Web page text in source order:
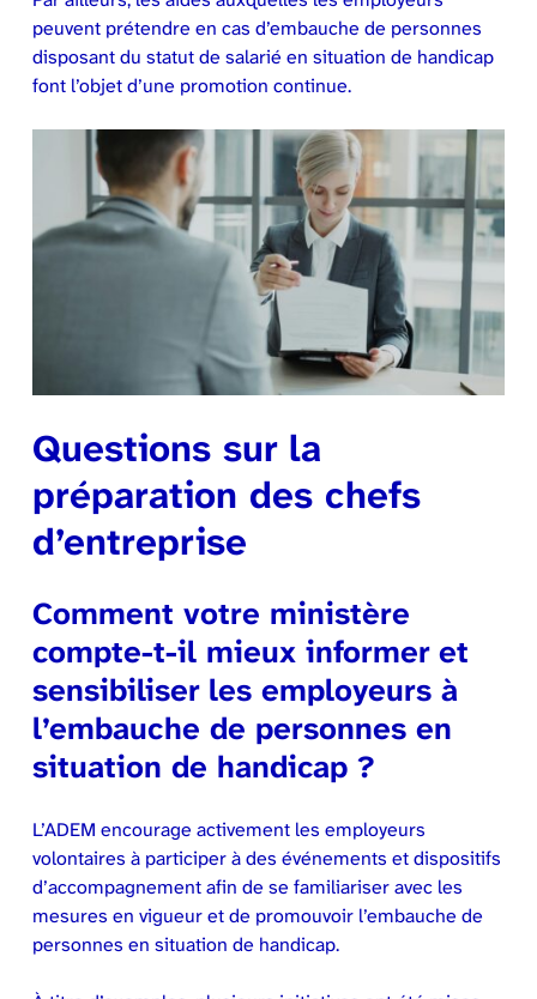
peuvent prétendre en cas d’embauche de personnes
disposant du statut de salarié en situation de handicap
font l’objet d’une promotion continue.
Questions sur la
préparation des chefs
d’entreprise
Comment votre ministère
compte-t-il mieux informer et
sensibiliser les employeurs à
l’embauche de personnes en
situation de handicap ?
L’ADEM encourage activement les employeurs
volontaires à participer à des événements et dispositifs
d’accompagnement afin de se familiariser avec les
mesures en vigueur et de promouvoir l’embauche de
personnes en situation de handicap.